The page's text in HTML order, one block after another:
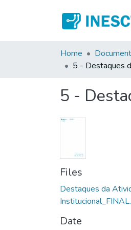
Home
5 - Destaques
5 -
Files
Destaques da
Date